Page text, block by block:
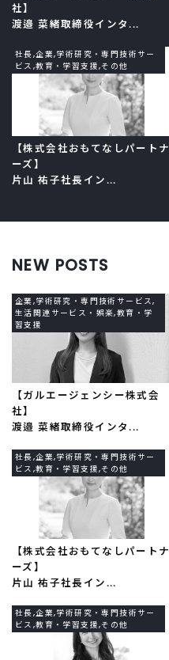
社】
渡邉 菜緒取締役インタ...
社長,企業,学術研究・専門技術サー
ビス,教育・学習支援,その他
【株式会社おもてなしパートナ
ーズ】
片山 祐子社長イン...
NEW POSTS
企業,学術研究・専門技術サービス,
生活関連サービス・娯楽,教育・学
習支援
【ガルエージェンシー株式会
社】
渡邉 菜緒取締役インタ...
社長,企業,学術研究・専門技術サー
ビス,教育・学習支援,その他
【株式会社おもてなしパートナ
ーズ】
片山 祐子社長イン...
社長,企業,学術研究・専門技術サー
ビス,教育・学習支援,その他